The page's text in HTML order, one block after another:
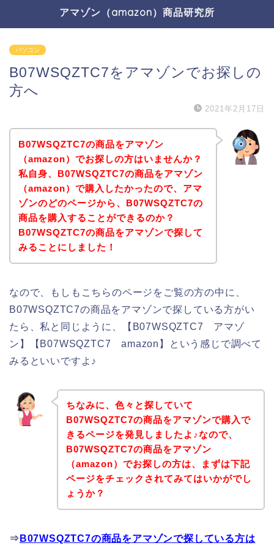
アマゾン（amazon）商品研究所
パソコン
B07WSQZTC7をアマゾンでお探しの
方へ
2021年2月17日
B07WSQZTC7の商品をアマゾン
（amazon）でお探しの方はいませんか？
私自身、B07WSQZTC7の商品をアマゾン
（amazon）で購入したかったので、アマ
ゾンのどのページから、B07WSQZTC7の
商品を購入することができるのか？
B07WSQZTC7の商品をアマゾンで探して
みることにしました！
なので、もしもこちらのページをご覧の方の中に、
B07WSQZTC7の商品をアマゾンで探している方がい
たら、私と同じように、【B07WSQZTC7 アマゾ
ン】【B07WSQZTC7 amazon】という感じで調べて
みるといいですよ♪
ちなみに、色々と探していて
B07WSQZTC7の商品をアマゾンで購入で
きるページを発見しましたよ♪なので、
B07WSQZTC7の商品をアマゾン
（amazon）でお探しの方は、まずは下記
ページをチェックされてみてはいかがでし
ょうか？
⇒ B07WSQZTC7の商品をアマゾンで探している方は